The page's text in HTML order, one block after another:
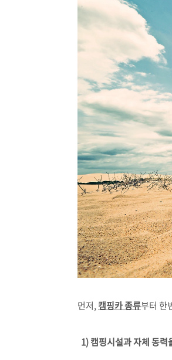
먼저, 캠핑카 종류부터 한
1) 캠핑시설과 자체 동력